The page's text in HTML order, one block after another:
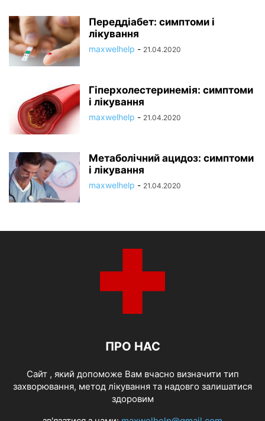
Переддіабет: симптоми і
лікування
maxwelhelp - 21.04.2020
Гіперхолестеринемія: симптоми
і лікування
maxwelhelp - 21.04.2020
Метаболічний ацидоз: симптоми
і лікування
maxwelhelp - 21.04.2020
ПРО НАС
Cайт , який допоможе Вам вчасно визначити тип
захворювання, метод лікування та надовго залишатися
здоровим